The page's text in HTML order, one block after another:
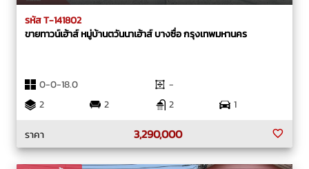
รหัส T-141802
ขายทาวน์เฮ้าส์ หมู่บ้านตวันนาเฮ้าส์ บางซื่อ กรุงเทพมหานคร
0-0-18.0
-
2
2 2
1
ราคา
3,290,000